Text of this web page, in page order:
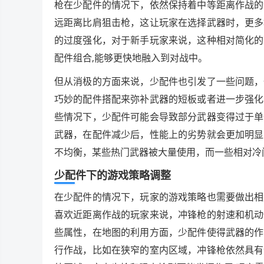
枪在少配件的情况下，依然保持着中等距离作战
远距离比肩狙击枪，这让玩家在选择武器时，更
的过度强化，对于新手玩家来说，这种相对简化
配件组合,能够更快地融入到对战中。
但从消极的方面来说，少配件也引发了一些问题
巧妙的配件搭配来弥补武器的短板或者进一步强
些情况下，少配件可能会导致部分武器变得过于
武器，在配件减少后，性能上的劣势就会更加明
不均衡，某些热门武器被大量使用，而一些相对
少配件下的游戏策略调整
在少配件的情况下，玩家的游戏策略也需要做出
喜欢近距离作战的玩家来说，冲锋枪的射速和机
些属性，在地图的利用方面，少配件使得武器的
行作战，比如在狭窄的室内区域，冲锋枪依然具